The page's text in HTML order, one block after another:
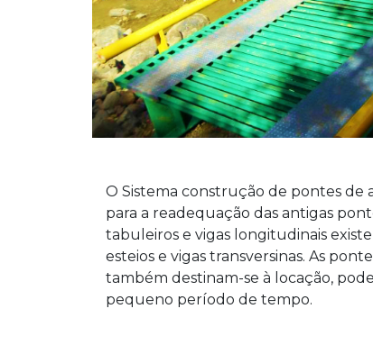
O Sistema construção de pontes de
para a readequação das antigas
tabuleiros e vigas longitudinais
esteios e vigas transversinas. As
também destinam-se à locação,
pequeno período de tempo.